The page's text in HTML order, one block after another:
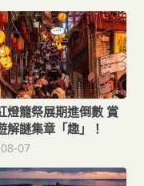
燈籠祭展期進倒數 賞
解謎集章「趣」！
07